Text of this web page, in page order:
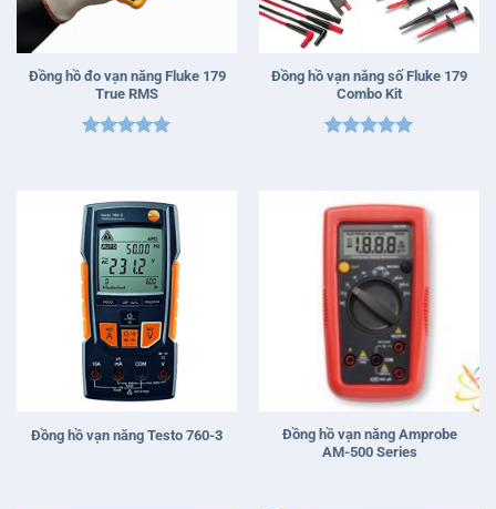
Đồng hồ đo vạn năng Fluke 179
True RMS
Đồng hồ vạn năng số Fluke 179
Combo Kit
Đồng hồ vạn năng Testo 760-3
Đồng hồ vạn năng Amprobe
AM-500 Series